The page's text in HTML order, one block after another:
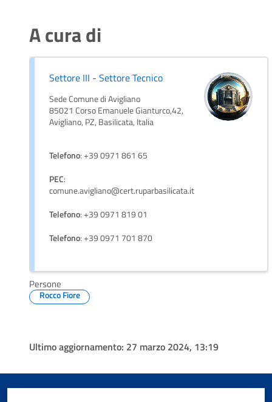
A cura di
Settore III - Settore Tecnico
Sede Comune di Avigliano
85021 Corso Emanuele Gianturco,42,
Avigliano, PZ, Basilicata, Italia
Telefono: +39 0971 861 65
PEC:
comune.avigliano@cert.ruparbasilicata.it
Telefono: +39 0971 819 01
Telefono: +39 0971 701 870
Persone
Rocco Fiore
Ultimo aggiornamento: 27 marzo 2024, 13:19